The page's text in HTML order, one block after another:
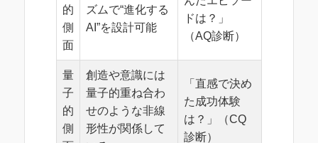
的
側
面
ズムで“進化する
AI”を設計可能
ドは？」
（AQ診断）
量
子
的
側
創造や意識には
量子的重ね合わ
せのような非線
形性が関係して
「直感で決め
た成功体験
は？」（CQ
診断）